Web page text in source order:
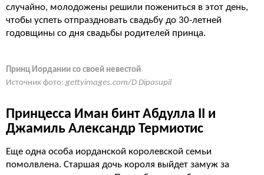
случайно, молодожены решили пожениться в этот день,
чтобы успеть отпраздновать свадьбу до 30-летней
годовщины со дня свадьбы родителей принца.
Принц Иордании со своей невестой
Источник фото: gettyimages.com/D Dipasupil
Принцесса Иман бинт Абдулла II и
Джамиль Александр Термиотис
Еще одна особа иорданской королевской семьи
помолвлена. Старшая дочь короля выйдет замуж за